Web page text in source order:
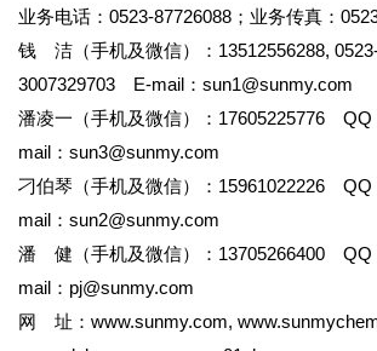
业务电话：0523-87726088；业务传真：
钱 洁（手机及微信）：13512556288,
3007329703 E-mail： sun1@sunmy.com
潘凌一（手机及微信）：17605225776
mail： sun3@sunmy.com
刁伯琴（手机及微信）：15961022226
mail： sun2@sunmy.com
潘 健（手机及微信）：13705266400
mail： pj@sunmy.com
网 址： www.sunmy.com,